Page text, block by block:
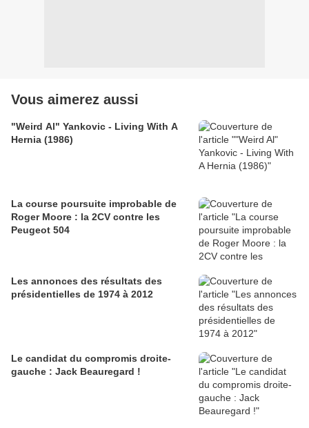
Vous aimerez aussi
"Weird Al" Yankovic - Living With A
Hernia (1986)
La course poursuite improbable de
Roger Moore : la 2CV contre les
Peugeot 504
Les annonces des résultats des
présidentielles de 1974 à 2012
Le candidat du compromis droite-
gauche : Jack Beauregard !